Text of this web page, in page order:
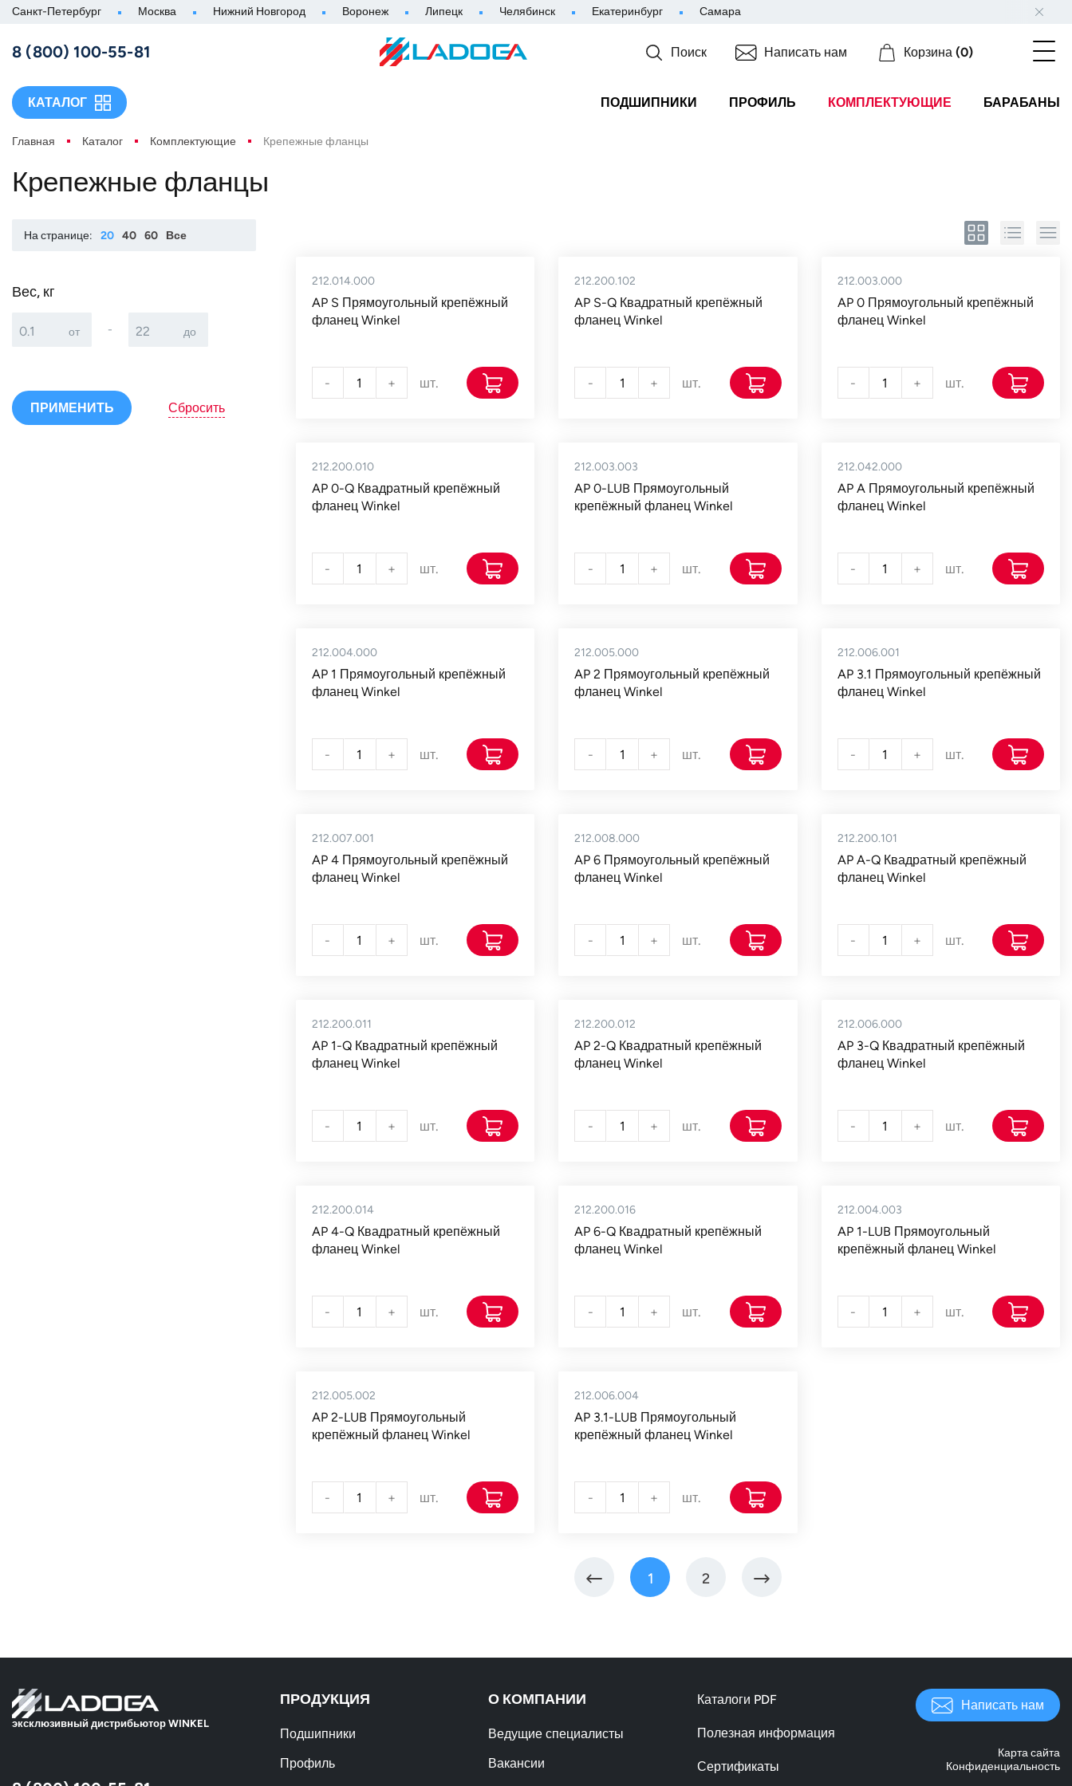
Санкт-Петербург Москва Нижний Новгород Воронеж Липецк Челябинск Екатеринбург Самара
8 (800) 100-55-81 Поиск Написать нам Корзина (0)
КАТАЛОГ ПОДШИПНИКИ ПРОФИЛЬ КОМПЛЕКТУЮЩИЕ БАРАБАНЫ
Главная Каталог Комплектующие Крепежные фланцы
Крепежные фланцы
На странице: 20 40 60 Все
Вес, кг
от - до
ПРИМЕНИТЬ Сбросить
212.014.000
AP S Прямоугольный крепёжный
фланец Winkel
- + шт.
212.200.102
AP S-Q Квадратный крепёжный
фланец Winkel
- + шт.
212.003.000
AP 0 Прямоугольный крепёжный
фланец Winkel
- + шт.
212.200.010
AP 0-Q Квадратный крепёжный
фланец Winkel
- + шт.
212.003.003
AP 0-LUB Прямоугольный
крепёжный фланец Winkel
- + шт.
212.042.000
AP A Прямоугольный крепёжный
фланец Winkel
- + шт.
212.004.000
AP 1 Прямоугольный крепёжный
фланец Winkel
- + шт.
212.005.000
AP 2 Прямоугольный крепёжный
фланец Winkel
- + шт.
212.006.001
AP 3.1 Прямоугольный крепёжный
фланец Winkel
- + шт.
212.007.001
AP 4 Прямоугольный крепёжный
фланец Winkel
- + шт.
212.008.000
AP 6 Прямоугольный крепёжный
фланец Winkel
- + шт.
212.200.101
AP A-Q Квадратный крепёжный
фланец Winkel
- + шт.
212.200.011
AP 1-Q Квадратный крепёжный
фланец Winkel
- + шт.
212.200.012
AP 2-Q Квадратный крепёжный
фланец Winkel
- + шт.
212.006.000
AP 3-Q Квадратный крепёжный
фланец Winkel
- + шт.
212.200.014
AP 4-Q Квадратный крепёжный
фланец Winkel
- + шт.
212.200.016
AP 6-Q Квадратный крепёжный
фланец Winkel
- + шт.
212.004.003
AP 1-LUB Прямоугольный
крепёжный фланец Winkel
- + шт.
212.005.002
AP 2-LUB Прямоугольный
крепёжный фланец Winkel
- + шт.
212.006.004
AP 3.1-LUB Прямоугольный
крепёжный фланец Winkel
- + шт.
1 2
эксклюзивный дистрибьютор WINKEL
ПРОДУКЦИЯ
Подшипники
Профиль
О КОМПАНИИ
Ведущие специалисты
Вакансии
Каталоги PDF
Полезная информация
Сертификаты
Написать нам
Карта сайта
Конфиденциальность